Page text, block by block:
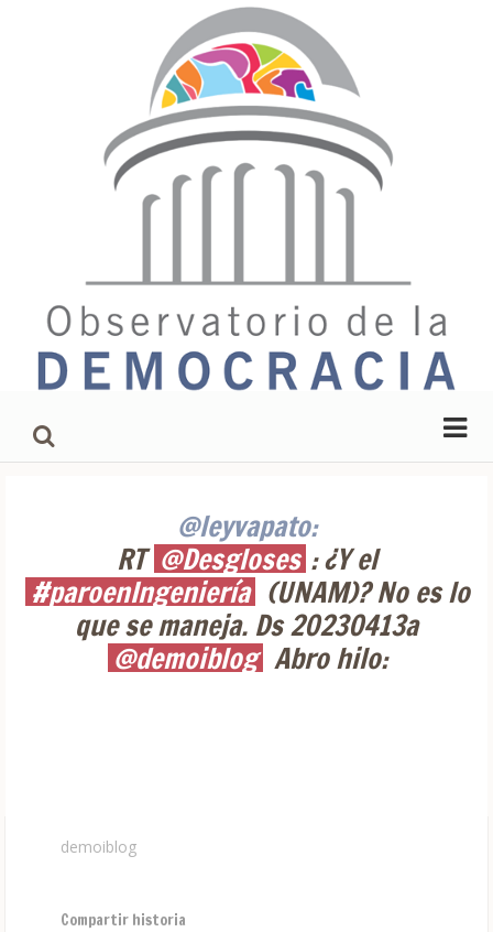
@leyvapato:
RT @Desgloses : ¿Y el
#paroenIngeniería (UNAM)? No es lo
que se maneja. Ds 20230413a
@demoiblog Abro hilo:
demoiblog
Compartir historia